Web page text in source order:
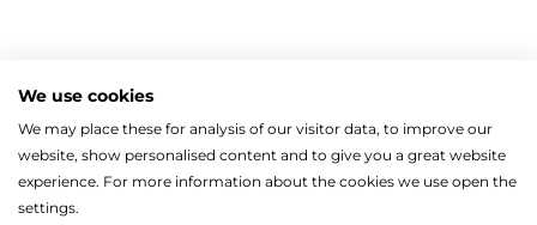
Bejelentkezés közösségi fiókkal
Facebook
MOZGÁSKORLÁTOZOTT TERMÉKEK
ZUHANYKABINOK/AJTÓK
Íves zuhanykabin
Szögletes zuhanykabin
Fix zuhanyfal
Zuhanyajtó
Radiátorok
TÖRÖLKÖZŐSZÁRÍTÓ RADIÁTOR
Törölközőszárító radiátor egyenes
Törölközőszárító radiátor íves
Fűtőpatron
HŐSZIVATTYÚK
Split levegő-víz hőszivattyú
Hőszivattyúhoz kiegészítő
Gépészet, szerszám
KESZTYŰK, VÉDŐFELSZERELÉSEK
LEVÁLASZTÓK
Kazán, vízmelegítő
CSŐTERMOSZTÁTOK
We use cookies
We may place these for analysis of our visitor data, to improve our
website, show personalised content and to give you a great website
experience. For more information about the cookies we use open the
settings.